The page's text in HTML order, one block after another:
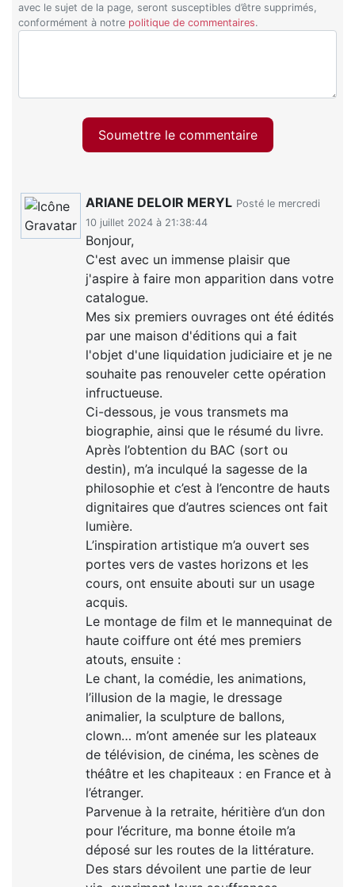
avec le sujet de la page, seront susceptibles d’être supprimés,
conformément à notre politique de commentaires.
Soumettre le commentaire
ARIANE DELOIR MERYL Posté le mercredi
10 juillet 2024 à 21:38:44
Bonjour,
C'est avec un immense plaisir que
j'aspire à faire mon apparition dans votre
catalogue.
Mes six premiers ouvrages ont été édités
par une maison d'éditions qui a fait
l'objet d'une liquidation judiciaire et je ne
souhaite pas renouveler cette opération
infructueuse.
Ci-dessous, je vous transmets ma
biographie, ainsi que le résumé du livre.
Après l’obtention du BAC (sort ou
destin), m’a inculqué la sagesse de la
philosophie et c’est à l’encontre de hauts
dignitaires que d’autres sciences ont fait
lumière.
L’inspiration artistique m’a ouvert ses
portes vers de vastes horizons et les
cours, ont ensuite abouti sur un usage
acquis.
Le montage de film et le mannequinat de
haute coiffure ont été mes premiers
atouts, ensuite :
Le chant, la comédie, les animations,
l’illusion de la magie, le dressage
animalier, la sculpture de ballons,
clown… m’ont amenée sur les plateaux
de télévision, de cinéma, les scènes de
théâtre et les chapiteaux : en France et à
l’étranger.
Parvenue à la retraite, héritière d’un don
pour l’écriture, ma bonne étoile m’a
déposé sur les routes de la littérature.
Des stars dévoilent une partie de leur